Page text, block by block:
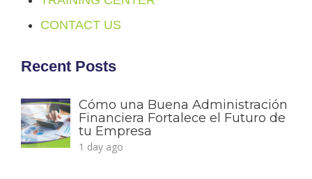
CONTACT US
Recent Posts
Cómo una Buena Administración
Financiera Fortalece el Futuro de
tu Empresa
1 day ago